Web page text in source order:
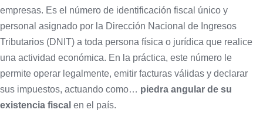
empresas. Es el número de identificación fiscal único y
personal asignado por la Dirección Nacional de Ingresos
Tributarios (DNIT) a toda persona física o jurídica que realice
una actividad económica. En la práctica, este número le
permite operar legalmente, emitir facturas válidas y declarar
sus impuestos, actuando como… piedra angular de su
existencia fiscal en el país.